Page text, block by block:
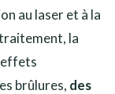
au laser et à la
la
effets
brûlures, des